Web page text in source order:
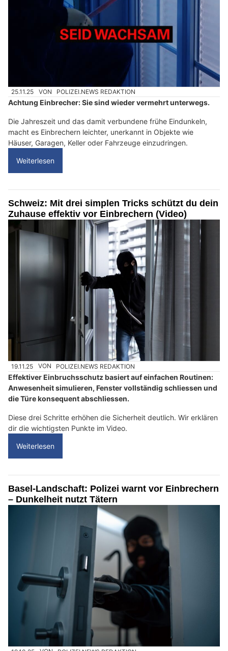
25.11.25 VON POLIZEI.NEWS REDAKTION
Achtung Einbrecher: Sie sind wieder vermehrt unterwegs.
Die Jahreszeit und das damit verbundene frühe Eindunkeln,
macht es Einbrechern leichter, unerkannt in Objekte wie
Häuser, Garagen, Keller oder Fahrzeuge einzudringen.
Weiterlesen
Schweiz: Mit drei simplen Tricks schützt du dein
Zuhause effektiv vor Einbrechern (Video)
19.11.25 VON POLIZEI.NEWS REDAKTION
Effektiver Einbruchsschutz basiert auf einfachen Routinen:
Anwesenheit simulieren, Fenster vollständig schliessen und
die Türe konsequent abschliessen.
Diese drei Schritte erhöhen die Sicherheit deutlich. Wir erklären
dir die wichtigsten Punkte im Video.
Weiterlesen
Basel-Landschaft: Polizei warnt vor Einbrechern
– Dunkelheit nutzt Tätern